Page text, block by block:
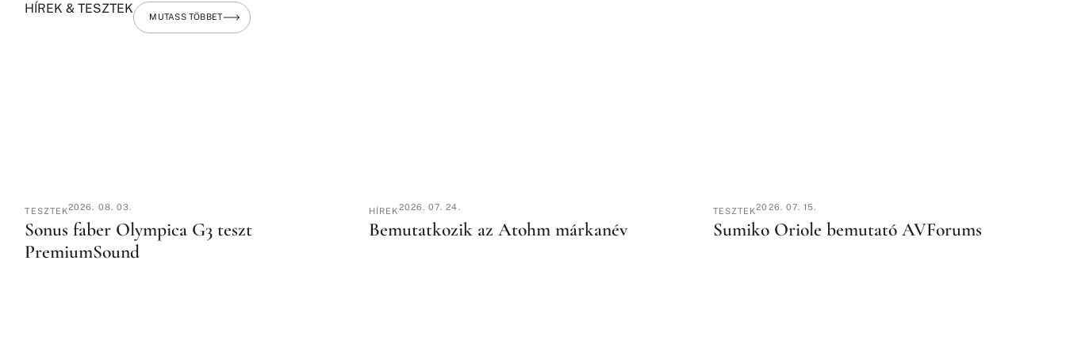
HÍREK & TESZTEK
MUTASS TÖBBET
TESZTEK2026. 08. 03.
Sonus faber Olympica G3 teszt
PremiumSound
HÍREK2026. 07. 24.
Bemutatkozik az Atohm márkanév
TESZTEK2026. 07. 15.
Sumiko Oriole bemutató AVForums